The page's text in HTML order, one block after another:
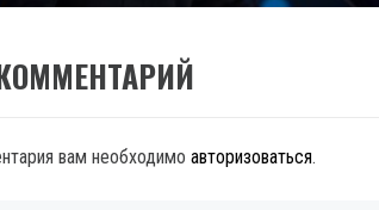
вам необходимо авторизоваться.